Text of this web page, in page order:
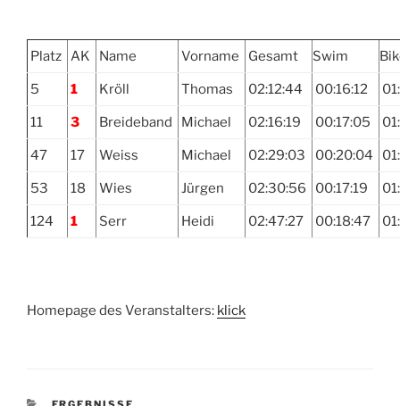
Platz AK Name Vorname Gesamt Swim
5 1 Kröll Thomas 02:12:44 00:16:12
11 3 Breideband Michael 02:16:19 00:17:05
47 17 Weiss Michael 02:29:03 00:20:04
53 18 Wies Jürgen 02:30:56 00:17:19
124 1 Serr Heidi 02:47:27 00:18:47
Homepage des Veranstalters: klick
KATEGORIEN